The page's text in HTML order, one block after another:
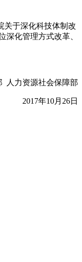
关于深化科技体制改
化管理方式改革、
人力资源社会保障部
2017年10月 26日